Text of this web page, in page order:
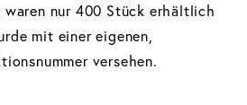
nur 400 Stück erhältlich
mit einer eigenen,
versehen.